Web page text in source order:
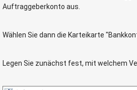
Auftraggeberkonto aus.
Wählen Sie dann die Karteikarte
Legen Sie zunächst fest, mit welchem